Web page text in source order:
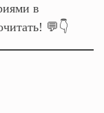
в
💬👇